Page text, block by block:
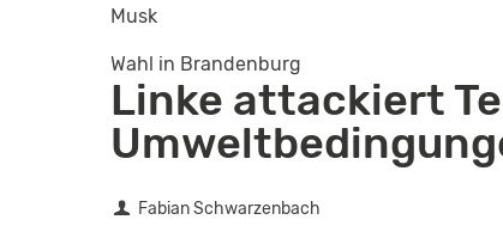
Musk
Wahl in Brandenburg
Linke attackiert
Fabian Schwarzenbach